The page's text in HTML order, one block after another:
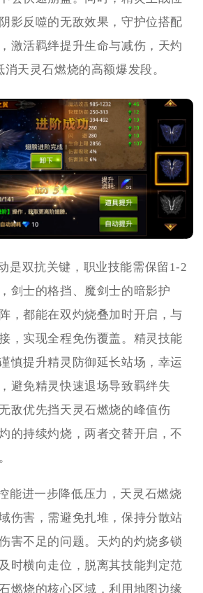
影反噬的无敌效果，守护位搭配
激活羁绊提升生命与减伤，天灼
天灵石燃烧的高额爆发段。
是双抗关键，职业技能需保留1-2
剑士的格挡、魔剑士的暗影护
，都能在双灼烧叠加时开启，与
，实现全程免伤覆盖。精灵技能
慎提升精灵防御延长站场，幸运
避免精灵快速退场导致羁绊失
敌优先挡天灵石燃烧的峰值伤
的持续灼烧，两者交替开启，不
能进一步降低压力，天灵石燃烧
伤害，需避免扎堆，保持分散站
害不足的问题。天灼的灼烧多锁
时横向走位，脱离其技能判定范
燃烧的核心区域，利用地图边缘